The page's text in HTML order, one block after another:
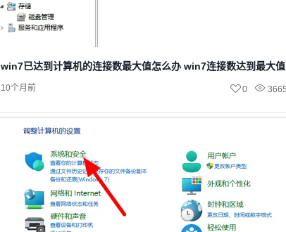
win7已达到计算机的连接数最大值怎么办 win7连接数达到最大值
10个月前 3665
0